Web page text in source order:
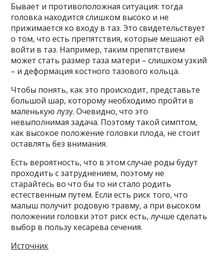
Бывает и противоположная ситуация: тогда
головка находится слишком высоко и не
прижимается ко входу в таз. Это свидетельствует
о том, что есть препятствия, которые мешают ей
войти в таз. Например, таким препятствием
может стать размер таза матери – слишком узкий
– и деформация костного тазового кольца.
Чтобы понять, как это происходит, представьте
большой шар, которому необходимо пройти в
маленькую лузу. Очевидно, что это
невыполнимая задача. Поэтому такой симптом,
как высокое положение головки плода, не стоит
оставлять без внимания.
Есть вероятность, что в этом случае роды будут
проходить с затруднением, поэтому не
старайтесь во что бы то ни стало родить
естественным путем. Если есть риск того, что
малыш получит родовую травму, а при высоком
положении головки этот риск есть, лучше сделать
выбор в пользу кесарева сечения.
Источник